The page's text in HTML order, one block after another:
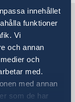
innehållet
funktioner
Vi
och annan
och
med.
med annan
som de har